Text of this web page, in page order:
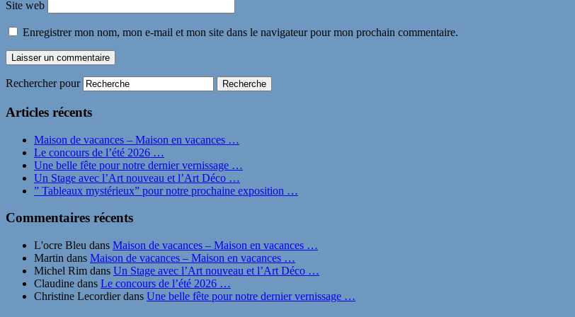
Site web
Enregistrer mon nom, mon e-mail et mon site dans le navigateur pour mon prochain commentaire.
Rechercher pour
Articles récents
Maison de vacances – Maison en vacances …
Le concours de l’été 2026 …
Une belle fête pour notre dernier vernissage …
Un Stage avec l’Art nouveau et l’Art Déco …
” Tableaux mystérieux” pour notre prochaine exposition …
Commentaires récents
L'ocre Bleu dans Maison de vacances – Maison en vacances …
Martin dans Maison de vacances – Maison en vacances …
Michel Rim dans Un Stage avec l’Art nouveau et l’Art Déco …
Claudine dans Le concours de l’été 2026 …
Christine Lecordierdans Une belle fête pour notre dernier vernissage …